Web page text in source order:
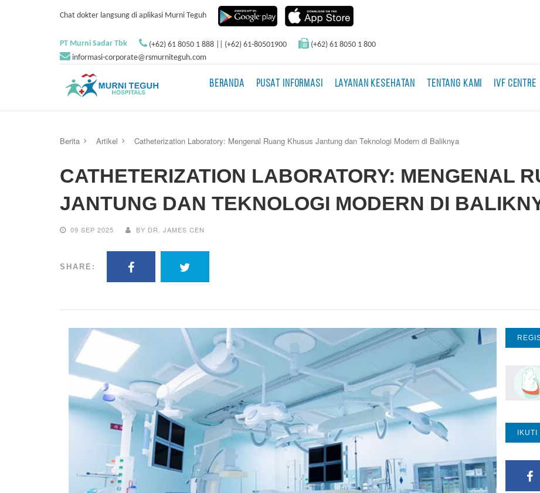
Chat dokter langsung di aplikasi Murni Teguh
PT Murni Sadar Tbk (+62) 61 8050 1 888 || (+62) 61-80501900
(+62) 61 8050 1 800
informasi-corporate@rsmurniteguh.com
BERANDA PUSAT INFORMASI LAYANAN KESEHATAN TENTANG KAMI IVF CENTRE
Berita Artikel Catheterization Laboratory: Mengenal Ruang Khusus Jantung dan Teknologi Modern di Baliknya
CATHETERIZATION LABORATORY: MENGENAL
JANTUNG DAN TEKNOLOGI MODERN DI
09 SEP 2025 BY DR. JAMES CEN
SHARE:
IKUTI